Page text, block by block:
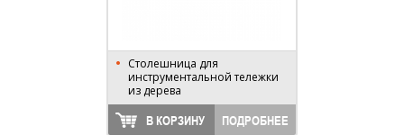
Столешница для
инструментальной тележки
из дерева
В КОРЗИНУ ПОДРОБНЕЕ